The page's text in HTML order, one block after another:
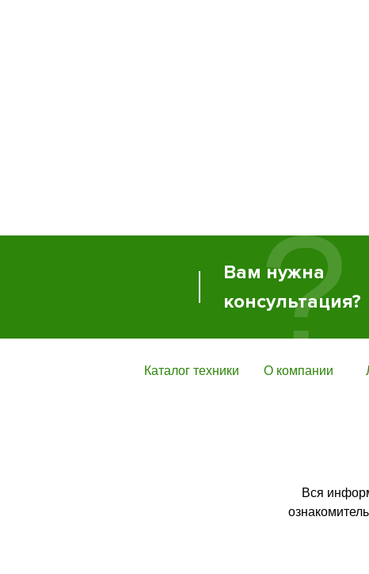
?
Вам нужна
консультация?
Каталог техники О компании
Вся